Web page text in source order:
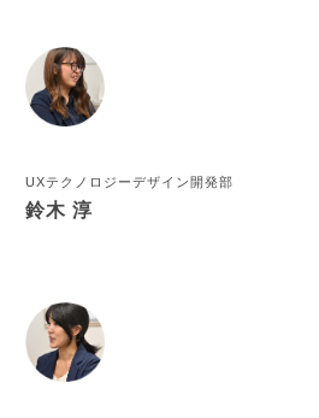
CONTACT
新卒採用
UXテクノロジーデザイン開発部
鈴木 淳